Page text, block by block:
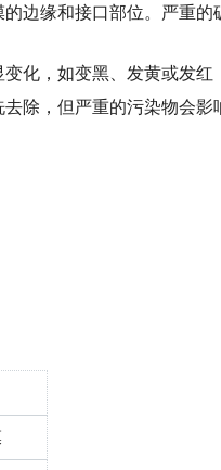
边缘和接口部位。严重
化，如变黑、发黄或发红
除，但严重的污染物会影